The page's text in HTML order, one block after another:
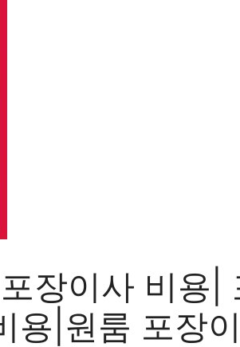
장이사 비용|
용|원룸 포장